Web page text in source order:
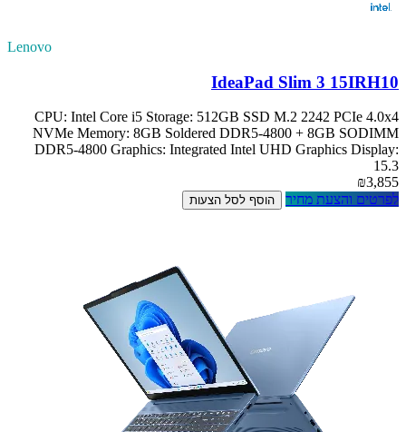
Lenovo
IdeaPad Slim 3 15IRH10
CPU: Intel Core i5 Storage: 512GB SSD M.2 2242 PCIe 4.0x4
NVMe Memory: 8GB Soldered DDR5-4800 + 8GB SODIMM
DDR5-4800 Graphics: Integrated Intel UHD Graphics Display:
15.3
₪3,855
לפרטים והצעת מחיר
הוסף לסל הצעות